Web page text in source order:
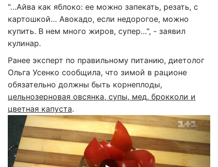
"…Айва как яблоко: ее можно запекать, резать, с
картошкой… Авокадо, если недорогое, можно
купить. В нем много жиров, супер…", - заявил
кулинар.
Ранее эксперт по правильному питанию, диетолог
Ольга Усенко сообщила, что зимой в рационе
обязательно должны быть корнеплоды,
цельнозерновая овсянка, супы, мед, брокколи и
цветная капуста.